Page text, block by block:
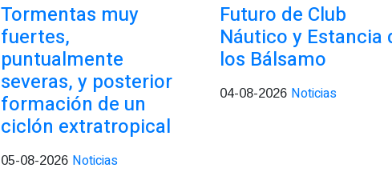
Tormentas muy
fuertes,
puntualmente
severas, y posterior
formación de un
ciclón extratropical
05-08-2026 Noticias
Futuro de Club
Náutico y Estancia
los Bálsamo
04-08-2026 Noticias